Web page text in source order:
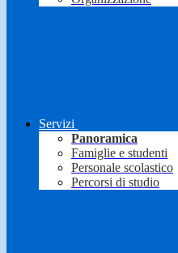
Servizi
Panoramica
Famiglie e studenti
Personale scolastico
Percorsi di studio